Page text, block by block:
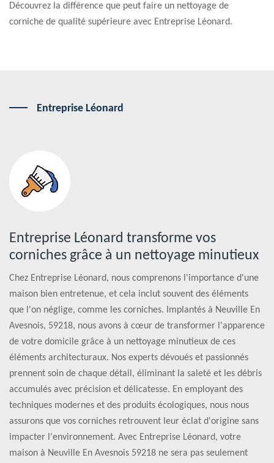
Découvrez la différence que peut faire un nettoyage de
corniche de qualité supérieure avec Entreprise Léonard.
Entreprise Léonard
Entreprise Léonard transforme vos
corniches grâce à un nettoyage minutieux
Chez Entreprise Léonard, nous comprenons l'importance d'une
maison bien entretenue, et cela inclut souvent des éléments
que l'on néglige, comme les corniches. Implantés à Neuville En
Avesnois, 59218, nous avons à cœur de transformer l'apparence
de votre domicile grâce à un nettoyage minutieux de ces
éléments architecturaux. Nos experts dévoués et passionnés
prennent soin de chaque détail, éliminant la saleté et les débris
accumulés avec précision et délicatesse. En employant des
techniques modernes et des produits écologiques, nous nous
assurons que vos corniches retrouvent leur éclat d'origine sans
impacter l'environnement. Avec Entreprise Léonard, votre
maison à Neuville En Avesnois 59218 ne sera pas seulement